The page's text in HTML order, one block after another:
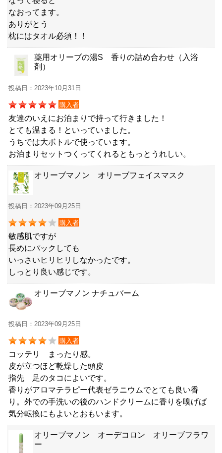
なおってます。
ありがとう
枕にはタオル必須！！
薬用オリーブの湯S 香りの詰め合わせ（入浴
剤）
投稿日：2023年10月31日
購入者
友達のいえにお泊まりで持って行きました！
とても温まる！といっていました。
うちでは大ボトルで使っています。
お泊まりセットつくってくれるともっとうれしい。
オリーブマノン オリーブフェイスマスク
投稿日：2023年09月25日
購入者
敏感肌ですが
長めにパックしても
いっさいヒリヒリしなかったです。
しっとり良い感じです。
オリーブマノン ナチュバーム
投稿日：2023年09月25日
購入者
コッテリ まったり感。
皮が立つほど乾燥した頭皮
指先 足のタコによいです。
香りがアロマテラピー代表ゼラニウムでとても良い香
り。外での手洗いの後のハンドクリームに香りを嗅げば
気分転換にもよいとおもいます。
オリーブマノン オーデコロン オリーブフラワ
ー